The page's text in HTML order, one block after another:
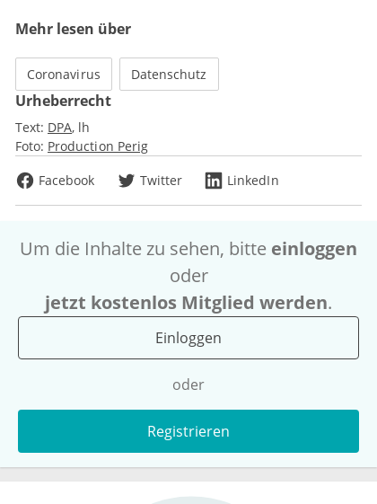
Mehr lesen über
Coronavirus Datenschutz
Urheberrecht
Text: DPA lh
Foto: Production Perig
Facebook
Twitter LinkedIn
Um die Inhalte zu sehen, bitte einloggen
oder
jetzt kostenlos Mitglied werden.
Einloggen
oder
Registrieren